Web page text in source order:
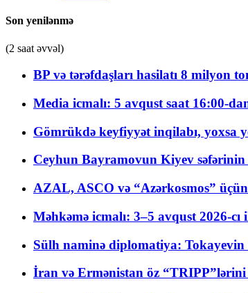
Son yenilənmə
(2 saat əvvəl)
BP və tərəfdaşları hasilatı 8 milyon
Media icmalı: 5 avqust saat 16:00-
Gömrükdə keyfiyyət inqilabı, yoxsa
Ceyhun Bayramovun Kiyev səfərinin
AZAL, ASCO və “Azərkosmos”
Məhkəmə icmalı: 3–5 avqust 2026-cı
Sülh naminə diplomatiya: Tokayevin
İran və Ermənistan öz “TRIPP”lərini